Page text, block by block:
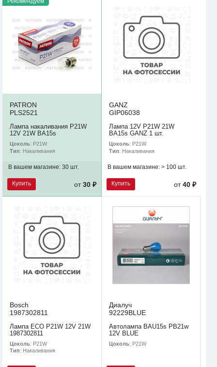
PATRON
PLS2521
Лампа накаливания P21W
12V 21W BA15s
Цоколь: P21W
Тип: Накаливания
В вашем магазине: 30 шт.
Купить от30 ₽
GANZ
GIP06038
Лампа 12V P21W 21W
BA15s GANZ 1 шт.
Цоколь: P21W
Тип: Накаливания
В вашем магазине: > 100 шт.
Купить от40 ₽
Bosch
1987302811
Лампа ECO P21W 12V 21W
1987302811
Цоколь: P21W
Тип: Накаливания
Диалуч
92229BLUE
Автолампа BAU15s PB21w
12V BLUE
Цоколь: P21W